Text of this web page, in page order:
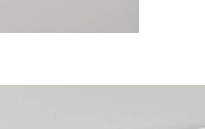
Leitfaden an die Hand geben,